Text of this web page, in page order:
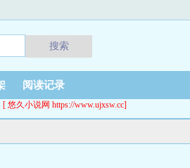
搜索
阅读记录
久小说网 https://www.ujxsw.cc]